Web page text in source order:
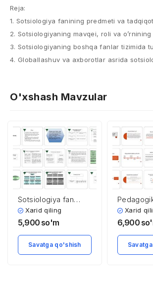
Reja:
1. Sotsiologiya fanining predmeti va tadqiqot
2. Sotsiologiyaning mavqei, roli va
3. Sotsiologiyaning boshqa fanlar tizimida
4. Globallashuv va axborotlar asrida
O'xshash Mavzular
Sоtsiоlоgiya fаn
sifatida
Xarid qiling
5,900 so'm
Savatga qo'shish
Xarid
6,900